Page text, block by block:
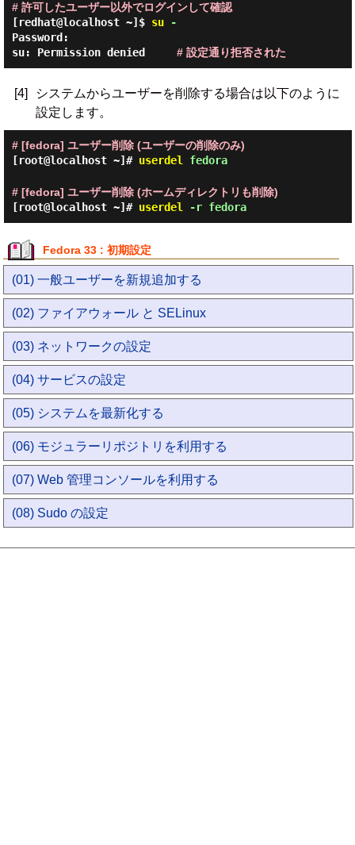
# 許可したユーザー以外でログインして確認
[redhat@localhost ~]$ su-
Password:
su: Permission denied # 設定通り拒否された
[4]
システムからユーザーを削除する場合は以下のように
設定します。
# [fedora] ユーザー削除 (ユーザーの削除のみ)
[root@localhost ~]# userdel fedora
# [fedora] ユーザー削除 (ホームディレクトリも削除)
[root@localhost ~]# userdel -r fedora
Fedora 33 : 初期設定
(01) 一般ユーザーを新規追加する
(02) ファイアウォール と SELinux
(03) ネットワークの設定
(04) サービスの設定
(05) システムを最新化する
(06) モジュラーリポジトリを利用する
(07) Web 管理コンソールを利用する
(08) Sudo の設定